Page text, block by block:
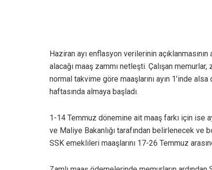
Haziran ayı enflasyon verilerinin
alacağı maaş zammı netleşti. Çalışan
normal takvime göre maaşlarını ayın 1’inde
haftasında almaya başladı.
1-14 Temmuz dönemine ait maaş farkı için ise
ve Maliye Bakanlığı tarafından belirlenecek ve
SSK emeklileri maaşlarını 17-26 Temmuz